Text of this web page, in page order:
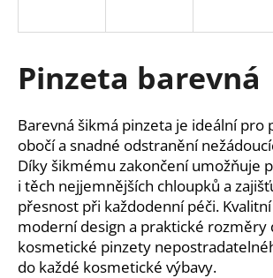
Pinzeta barevná
Barevná šikmá pinzeta je ideální pro
obočí a snadné odstranění
Díky šikmému zakončení umožňuje
i těch nejjemnějších chloupků a
přesnost při každodenní péči.
moderní design a praktické rozměry
kosmetické pinzety
do každé kosmetické výbavy.
í
t
?
HLEDAT